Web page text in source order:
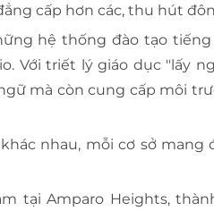
cấp hơn các, thu hút
hệ thống đào tạo
Với triết lý giáo dục "lấy
mà còn cung cấp môi
nhau, mỗi cơ sở
tại Amparo Heights,